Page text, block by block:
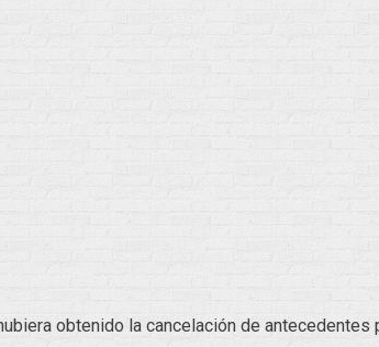
obtenido la cancelación de antecedentes